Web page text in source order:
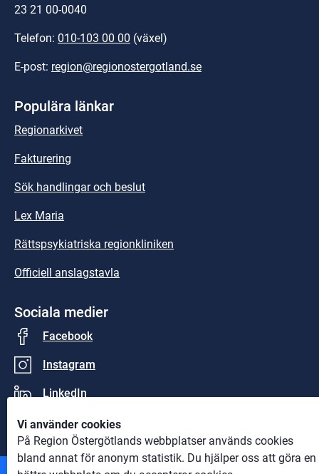
Vi använder cookies
På Region Östergötlands webbplatser används cookies
bland annat för anonym statistik. Du hjälper oss att göra en
23 21 00-0040
Telefon: 010-103 00 00 (växel)
E-post: region@regionostergotland.se
Populära länkar
Regionarkivet
Fakturering
Sök handlingar och beslut
Lex Maria
Rättspsykiatriska regionkliniken
Officiell anslagstavla
Sociala medier
Facebook
Instagram
LinkedIn